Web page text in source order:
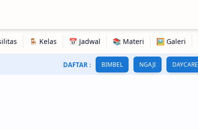
DAFTAR : BIMBEL NGAJI DAYCARE